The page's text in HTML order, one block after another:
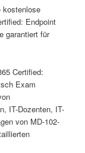
kostenlose
Endpoint
garantiert für
Certified:
Exam
IT-Dozenten, IT-
von MD-102-